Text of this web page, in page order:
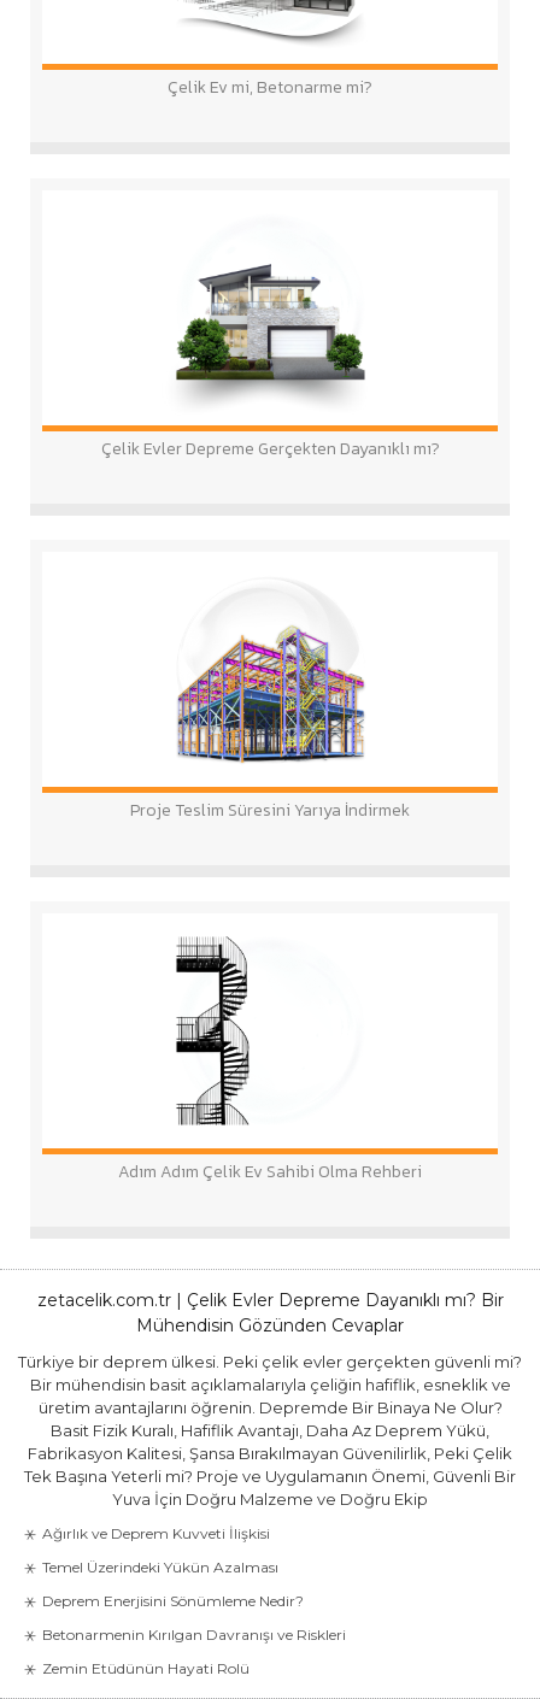
Çelik Ev mi, Betonarme mi?
Çelik Evler Depreme Gerçekten Dayanıklı mı?
Proje Teslim Süresini Yarıya İndirmek
Adım Adım Çelik Ev Sahibi Olma Rehberi
zetacelik.com.tr | Çelik Evler Depreme Dayanıklı mı? Bir
Mühendisin Gözünden Cevaplar
Türkiye bir deprem ülkesi. Peki çelik evler gerçekten güvenli mi?
Bir mühendisin basit açıklamalarıyla çeliğin hafiflik, esneklik ve
üretim avantajlarını öğrenin. Depremde Bir Binaya Ne Olur?
Basit Fizik Kuralı, Hafiflik Avantajı, Daha Az Deprem Yükü,
Fabrikasyon Kalitesi, Şansa Bırakılmayan Güvenilirlik, Peki Çelik
Tek Başına Yeterli mi? Proje ve Uygulamanın Önemi, Güvenli Bir
Yuva İçin Doğru Malzeme ve Doğru Ekip
Ağırlık ve Deprem Kuvveti İlişkisi
Temel Üzerindeki Yükün Azalması
Deprem Enerjisini Sönümleme Nedir?
Betonarmenin Kırılgan Davranışı ve Riskleri
Zemin Etüdünün Hayati Rolü